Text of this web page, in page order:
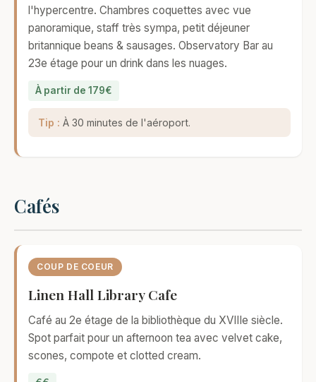
l'hypercentre. Chambres coquettes avec vue
panoramique, staff très sympa, petit déjeuner
britannique beans & sausages. Observatory Bar au
23e étage pour un drink dans les nuages.
À partir de 179€
Tip : À 30 minutes de l'aéroport.
Cafés
COUP DE COEUR
Linen Hall Library Cafe
Café au 2e étage de la bibliothèque du XVIIIe siècle.
Spot parfait pour un afternoon tea avec velvet cake,
scones, compote et clotted cream.